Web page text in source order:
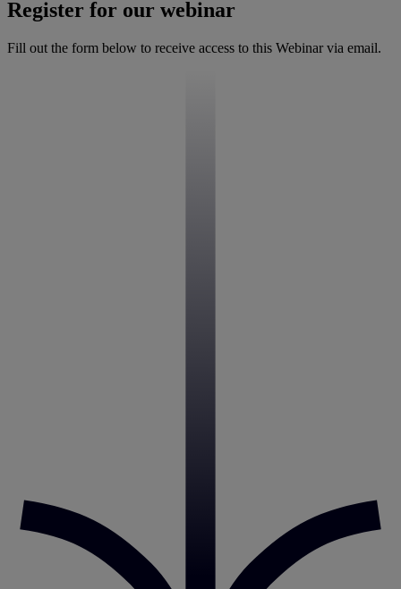
Register for our webinar
Fill out the form below to receive access to this Webinar via email.